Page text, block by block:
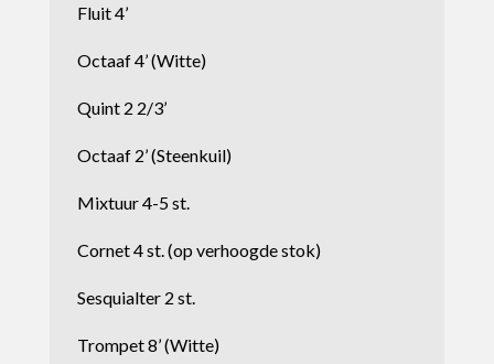
Fluit 4’
Octaaf 4’ (Witte)
Quint 2 2/3’
Octaaf 2’ (Steenkuil)
Mixtuur 4-5 st.
Cornet 4 st. (op verhoogde stok)
Sesquialter 2 st.
Trompet 8’ (Witte)